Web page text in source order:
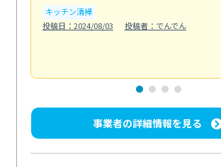
キッチン清掃
投稿日：2024/08/03
投稿者：でんでん
事業者の詳細情報を見る